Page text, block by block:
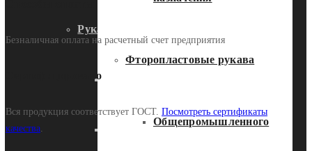
Рукава высокого давления
Промышленные РВД
Фторопластовые рукава
Общепромышленного
Безналичная оплата на расчетный счет предприятия
Сертифицировано
Вся продукция соответствует ГОСТ. Посмотреть сертификаты
качества.